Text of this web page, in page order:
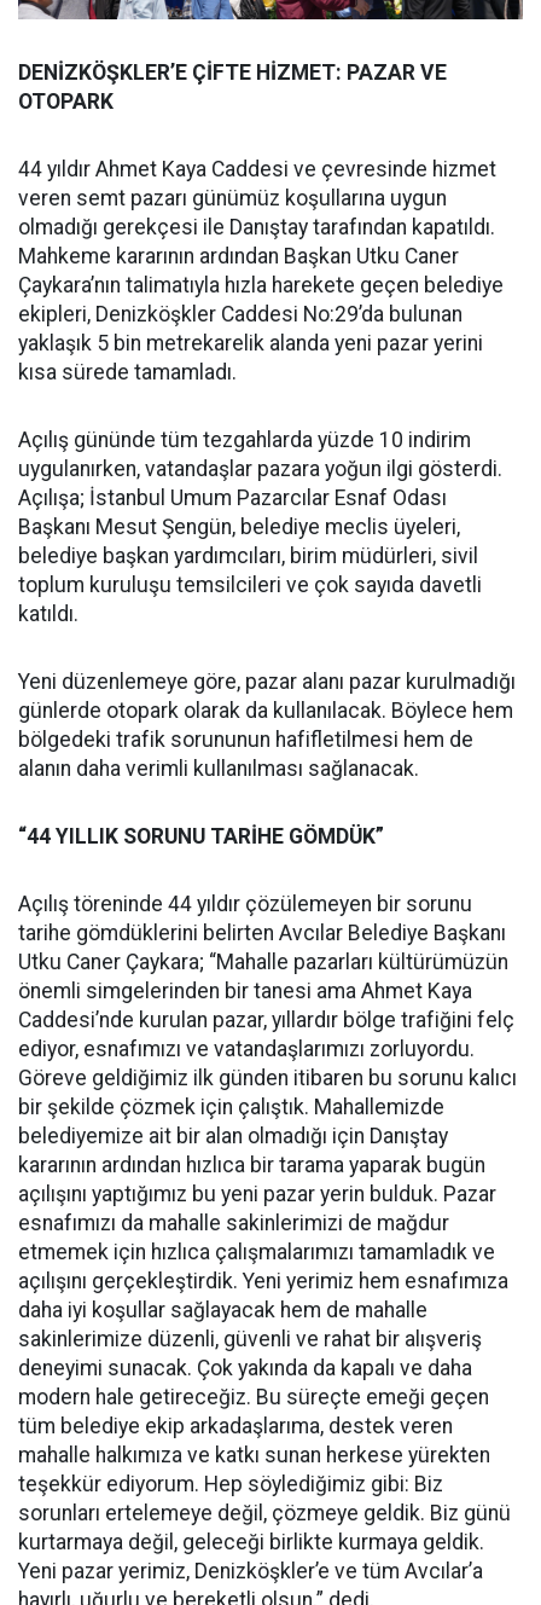
DENİZKÖŞKLER’E ÇİFTE HİZMET: PAZAR VE
OTOPARK
44 yıldır Ahmet Kaya Caddesi ve çevresinde hizmet
veren semt pazarı günümüz koşullarına uygun
olmadığı gerekçesi ile Danıştay tarafından kapatıldı.
Mahkeme kararının ardından Başkan Utku Caner
Çaykara’nın talimatıyla hızla harekete geçen belediye
ekipleri, Denizköşkler Caddesi No:29’da bulunan
yaklaşık 5 bin metrekarelik alanda yeni pazar yerini
kısa sürede tamamladı.
Açılış gününde tüm tezgahlarda yüzde 10 indirim
uygulanırken, vatandaşlar pazara yoğun ilgi gösterdi.
Açılışa; İstanbul Umum Pazarcılar Esnaf Odası
Başkanı Mesut Şengün, belediye meclis üyeleri,
belediye başkan yardımcıları, birim müdürleri, sivil
toplum kuruluşu temsilcileri ve çok sayıda davetli
katıldı.
Yeni düzenlemeye göre, pazar alanı pazar kurulmadığı
günlerde otopark olarak da kullanılacak. Böylece hem
bölgedeki trafik sorununun hafifletilmesi hem de
alanın daha verimli kullanılması sağlanacak.
“44 YILLIK SORUNU TARİHE GÖMDÜK”
Açılış töreninde 44 yıldır çözülemeyen bir sorunu
tarihe gömdüklerini belirten Avcılar Belediye Başkanı
Utku Caner Çaykara; “Mahalle pazarları kültürümüzün
önemli simgelerinden bir tanesi ama Ahmet Kaya
Caddesi’nde kurulan pazar, yıllardır bölge trafiğini felç
ediyor, esnafımızı ve vatandaşlarımızı zorluyordu.
Göreve geldiğimiz ilk günden itibaren bu sorunu kalıcı
bir şekilde çözmek için çalıştık. Mahallemizde
belediyemize ait bir alan olmadığı için Danıştay
kararının ardından hızlıca bir tarama yaparak bugün
açılışını yaptığımız bu yeni pazar yerin bulduk. Pazar
esnafımızı da mahalle sakinlerimizi de mağdur
etmemek için hızlıca çalışmalarımızı tamamladık ve
açılışını gerçekleştirdik. Yeni yerimiz hem esnafımıza
daha iyi koşullar sağlayacak hem de mahalle
sakinlerimize düzenli, güvenli ve rahat bir alışveriş
deneyimi sunacak. Çok yakında da kapalı ve daha
modern hale getireceğiz. Bu süreçte emeği geçen
tüm belediye ekip arkadaşlarıma, destek veren
mahalle halkımıza ve katkı sunan herkese yürekten
teşekkür ediyorum. Hep söylediğimiz gibi: Biz
sorunları ertelemeye değil, çözmeye geldik. Biz günü
kurtarmaya değil, geleceği birlikte kurmaya geldik.
Yeni pazar yerimiz, Denizköşkler’e ve tüm Avcılar’a